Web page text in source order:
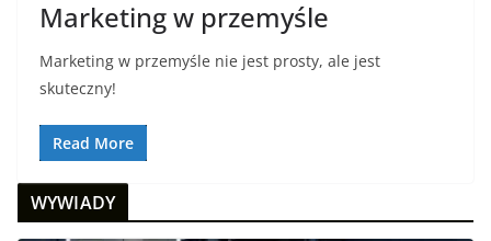
Marketing w przemyśle
Marketing w przemyśle nie jest prosty, ale jest
skuteczny!
Read More
WYWIADY